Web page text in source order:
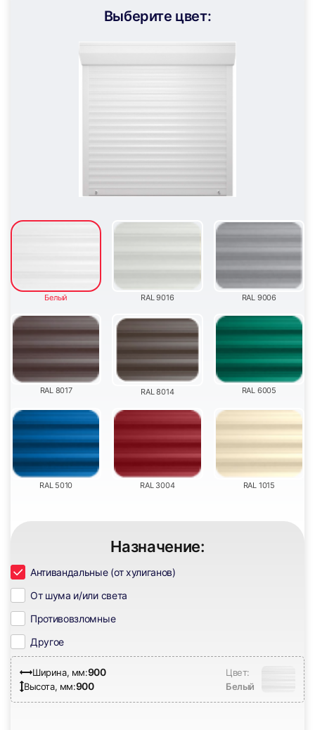
57 58
59 60
61
Белый RAL 9016 RAL 9006
RAL 8017 RAL 8014 RAL 6005
RAL 5010 RAL 3004 RAL 1015
Назначение:
Антивандальные (от хулиганов)
От шума и/или света
Противовзломные
Другое
Ширина, мм:900
Высота, мм:900
Цвет:
Белый
Выберите цвет: